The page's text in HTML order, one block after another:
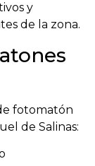
y
de la zona.
fotomatón
de Salinas: